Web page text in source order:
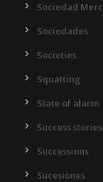
Sociedad
Sociedades
Societies
Squatting
State of alarm
Success stories
Successions
Sucesiones